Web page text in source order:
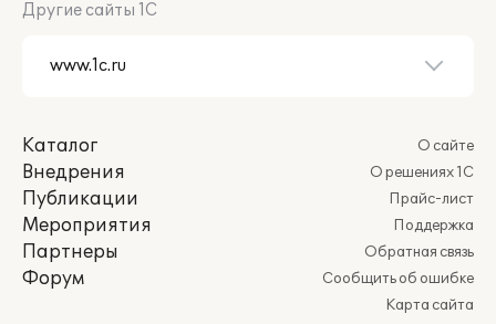
Другие сайты 1С
Каталог
Внедрения
Публикации
Мероприятия
Партнеры
Форум
О сайте
О решениях 1С
Прайс-лист
Поддержка
Обратная связь
Сообщить об ошибке
Карта сайта